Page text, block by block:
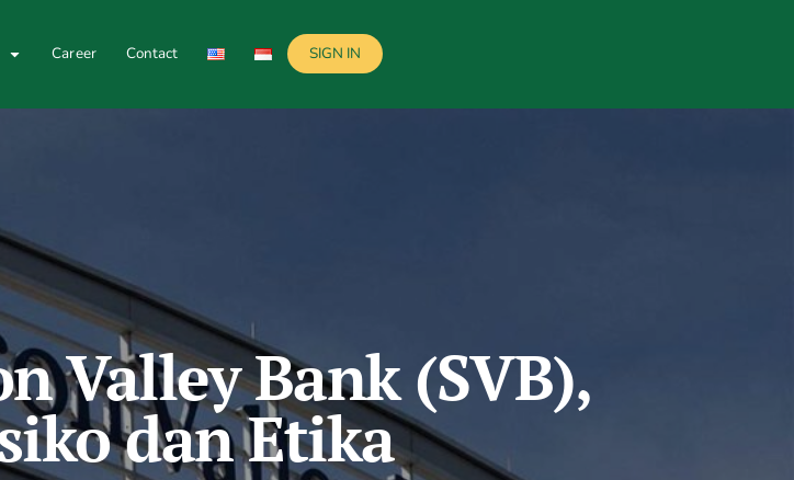
Career Contact SIGN IN
Valley Bank (SVB),
dan Etika